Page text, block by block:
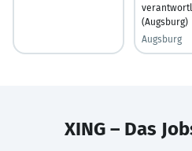
(Augsburg)
Augsburg
XING – Das